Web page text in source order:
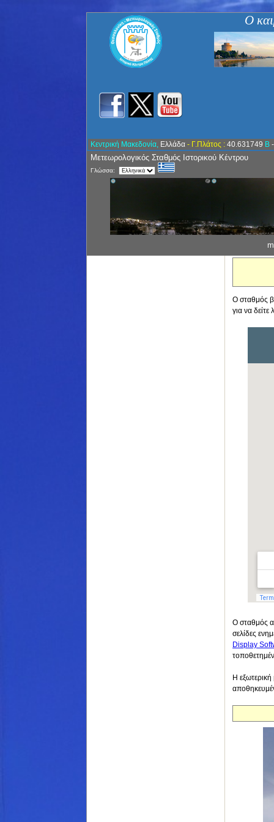
Ο
Κεντρική Μακεδονία, Ελλάδα - Γ.Πλάτος :40.631749 Β
Μετεωρολογικός Σταθμός Ιστορικού Κέντρου
Γλώσσα:
Ο σταθμός
για να δείτε
Ο σταθμός
σελίδες
Display
Η